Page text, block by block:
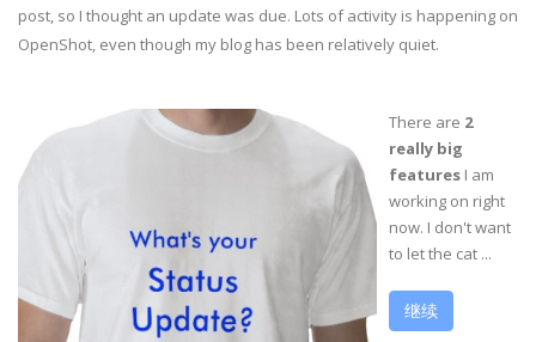
post, so I thought an update was due. Lots of activity is happening on
OpenShot, even though my blog has been relatively quiet.
There are 2
really big
features I am
working on right
now. I don't want
to let the cat ...
继续